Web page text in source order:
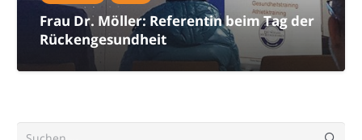
Frau Dr. Möller: Referentin beim Tag der
Rückengesundheit
Suchen